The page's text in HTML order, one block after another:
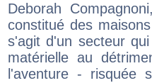
Deborah
constitué des
s'agit d'un secteur
matérielle au
l'aventure - risquée